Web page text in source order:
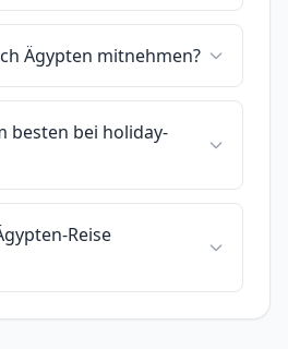
Ägypten mitnehmen?
besten bei holiday-
Reise